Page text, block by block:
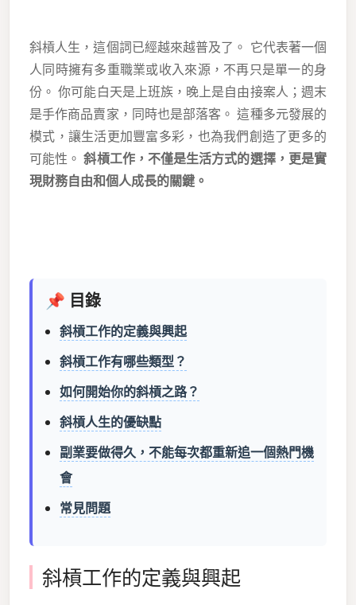
斜槓人生，這個詞已經越來越普及了。 它代表著一個
人同時擁有多重職業或收入來源，不再只是單一的身
份。 你可能白天是上班族，晚上是自由接案人；週末
是手作商品賣家，同時也是部落客。 這種多元發展的
模式，讓生活更加豐富多彩，也為我們創造了更多的
可能性。斜槓工作，不僅是生活方式的選擇，更是實
現財務自由和個人成長的關鍵。
📌 目錄
斜槓工作的定義與興起
斜槓工作有哪些類型？
如何開始你的斜槓之路？
斜槓人生的優缺點
副業要做得久，不能每次都重新追一個熱門機
會
常見問題
斜槓工作的定義與興起